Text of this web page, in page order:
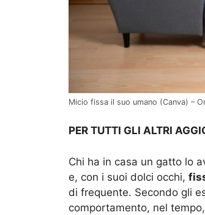
Micio fissa il suo umano (Canva) –
PER TUTTI GLI ALTRI
Chi ha in casa un gatto lo
e, con i suoi dolci occhi,
di frequente. Secondo gli
comportamento, nel